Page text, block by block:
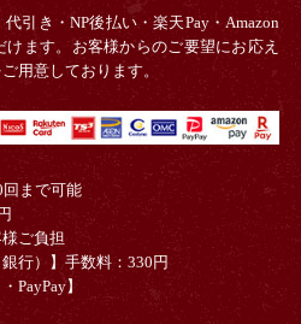
代引き・NP後払い・楽天Pay・Amazon
けます。お客様からのご要望にお応え
用意しております。
回まで可能
ご負担
行）】手数料：330円
PayPay】